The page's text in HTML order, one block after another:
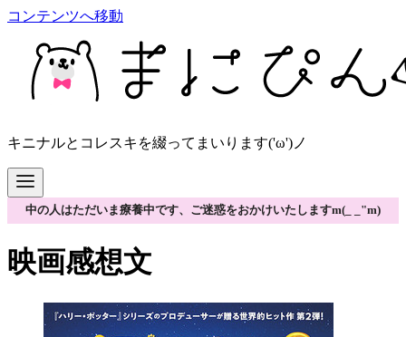
コンテンツへ移動
キニナルとコレスキを綴ってまいります('ω')ノ
中の人はただいま療養中です、ご迷惑をおかけいたしますm(_ _"m)
映画感想文